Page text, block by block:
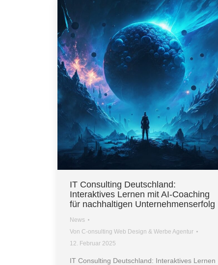
IT Consulting Deutschland:
Interaktives Lernen mit AI-Coaching
für nachhaltigen Unternehmenserfolg
News
Von C-onsulting Web Design & Werbe Agentur
12. Februar 2025
IT Consulting Deutschland: Interaktives Lernen